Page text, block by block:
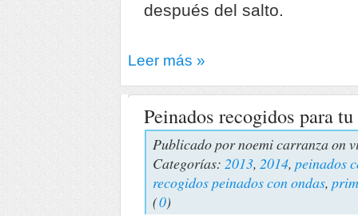
después del salto.
Leer más »
Peinados recogidos para
Publicado pornoemi carranzaon
Categorías: 2013, 2014, peinados
recogidos peinados con ondas,
(0)